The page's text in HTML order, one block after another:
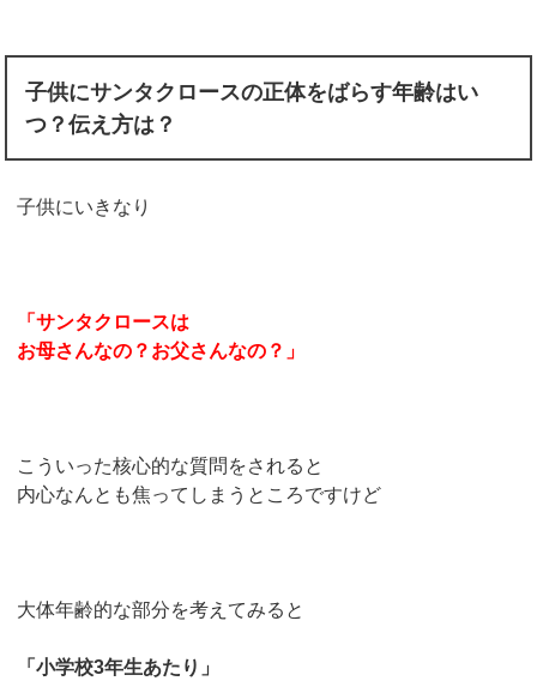
子供にサンタクロースの正体をばらす年齢はい
つ？伝え方は？
子供にいきなり
「サンタクロースは
お母さんなの？お父さんなの？」
こういった核心的な質問をされると
内心なんとも焦ってしまうところですけど
大体年齢的な部分を考えてみると
「小学校3年生あたり」